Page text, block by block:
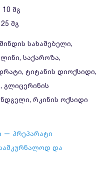
მგ
მგ
სახამებელი,
საქაროზა,
ტიტანის დიოქსიდი,
რკინის ოქსიდი
— პრეპარატი
და